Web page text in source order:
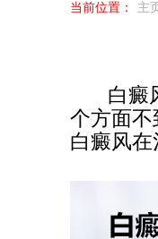
当前位置： 主
白癜风
个方面
白癜风